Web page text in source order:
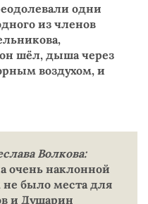
одни
из членов
шёл, дыша через
воздухом, и
Волкова:
очень наклонной
не было места для
и Душарин